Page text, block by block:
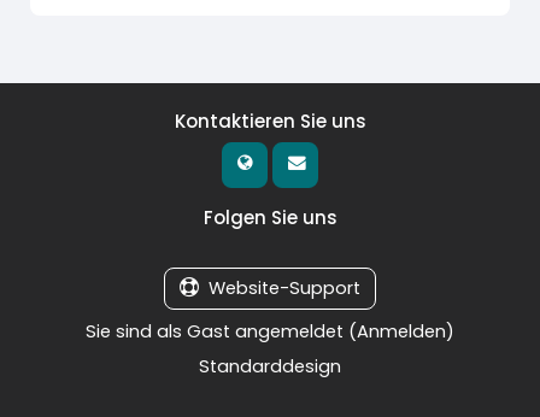
Kontaktieren Sie uns
Folgen Sie uns
Website-Support
Sie sind als Gast angemeldet (Anmelden)
Standarddesign